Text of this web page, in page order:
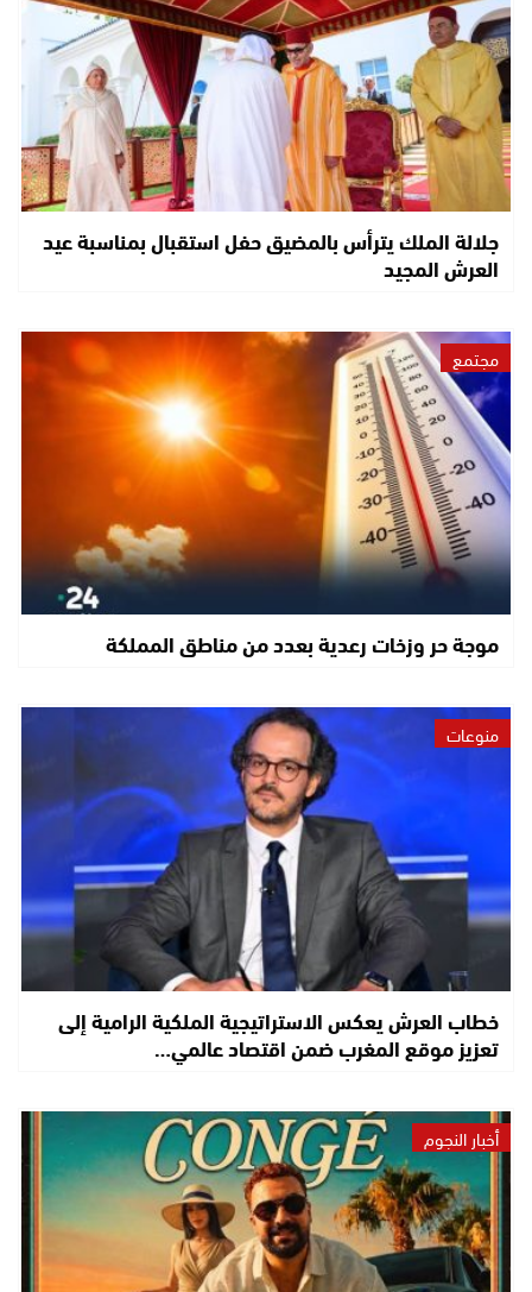
جلالة الملك يترأس بالمضيق حفل استقبال بمناسبة عيد
العرش المجيد
مجتمع
موجة حر وزخات رعدية بعدد من مناطق المملكة
منوعات
خطاب العرش يعكس الاستراتيجية الملكية الرامية إلى
تعزيز موقع المغرب ضمن اقتصاد عالمي…
أخبار النجوم